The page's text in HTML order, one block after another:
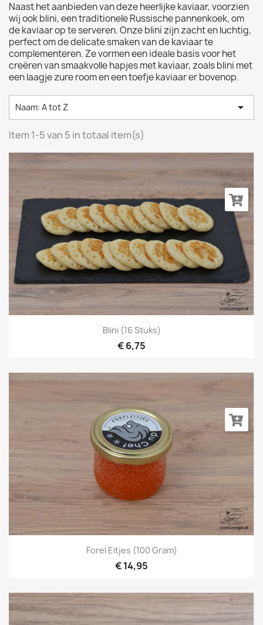
Naast het aanbieden van deze heerlijke kaviaar, voorzien
wij ook blini, een traditionele Russische pannenkoek, om
de kaviaar op te serveren. Onze blini zijn zacht en luchtig,
perfect om de delicate smaken van de kaviaar te
complementeren. Ze vormen een ideale basis voor het
creëren van smaakvolle hapjes met kaviaar, zoals blini met
een laagje zure room en een toefje kaviaar er bovenop.
Naam: A tot Z 
Item 1-5 van 5 in totaal item(s)
Blini (16 Stuks)
€ 6,75
Forel Eitjes (100 Gram)
€ 14,95